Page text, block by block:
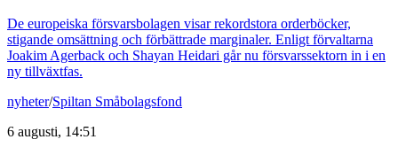
De europeiska försvarsbolagen visar rekordstora orderböcker,
stigande omsättning och förbättrade marginaler. Enligt förvaltarna
Joakim Agerback och Shayan Heidari går nu försvarssektorn in i en
ny tillväxtfas.
nyheter/Spiltan Småbolagsfond
6 augusti, 14:51